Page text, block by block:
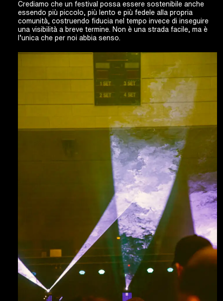
Crediamo che un festival possa essere sostenibile anche
essendo più piccolo, più lento e più fedele alla propria
comunità, costruendo fiducia nel tempo invece di inseguire
una visibilità a breve termine. Non è una strada facile, ma è
l’unica che per noi abbia senso.